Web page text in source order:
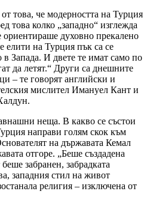
това, че модерността на Турция
това колко „западно“ изглежда
ориентираше духовно прекалено
елити на Турция пък са се
Запада. И двете те имат само по
да летят.“ Други са днешните
– те говорят английски и
мислител Имануел Кант и
неща. В какво се състои
направи голям скок към
на държавата Кемал
отгоре. „Беше създадена
забранен, забрадката
западния стил на живот
религия – изключена от